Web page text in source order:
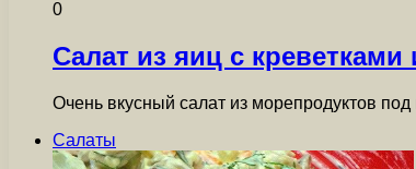
0
Салат из яиц с креветками
Очень вкусный салат из морепродуктов
Салаты